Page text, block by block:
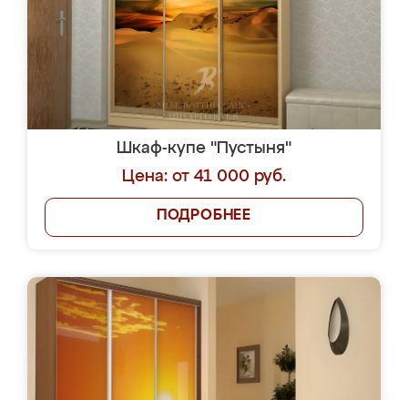
Шкаф-купе "Пустыня"
Цена: от 41 000 руб.
ПОДРОБНЕЕ